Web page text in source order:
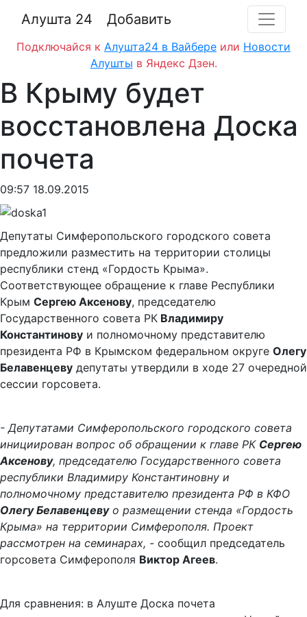
Алушта 24 Добавить
Подключайся к Алушта24 в Вайбере или Новости
Алушты в Яндекс Дзен.
В Крыму будет
восстановлена Доска
почета
09:57 18.09.2015
Депутаты Симферопольского городского совета
предложили разместить на территории столицы
республики стенд «Гордость Крыма».
Соответствующее обращение к главе Республики
Крым Сергею Аксенову, председателю
Государственного совета РК Владимиру
Константинову и полномочному представителю
президента РФ в Крымском федеральном округе Олегу
Белавенцеву депутаты утвердили в ходе 27 очередной
сессии горсовета.
- Депутатами Симферопольского городского совета
инициирован вопрос об обращении к главе РК Сергею
Аксенову, председателю Государственного совета
республики Владимиру Константиновну и
полномочному представителю президента РФ в КФО
Олегу Белавенцевуо размещении стенда «Гордость
Крыма» на территории Симферополя. Проект
рассмотрен на семинарах, - сообщил председатель
горсовета Симферополя Виктор Агеев.
Для сравнения: в Алуште Доска почета